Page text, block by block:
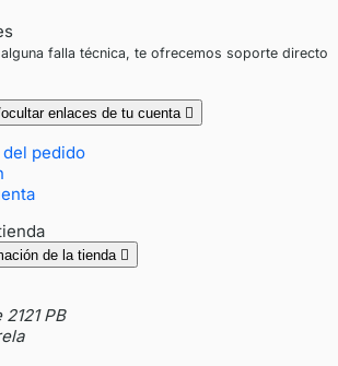
falla técnica, te ofrecemos soporte directo
enlaces de tu cuenta 
pedido
de la tienda 
PB